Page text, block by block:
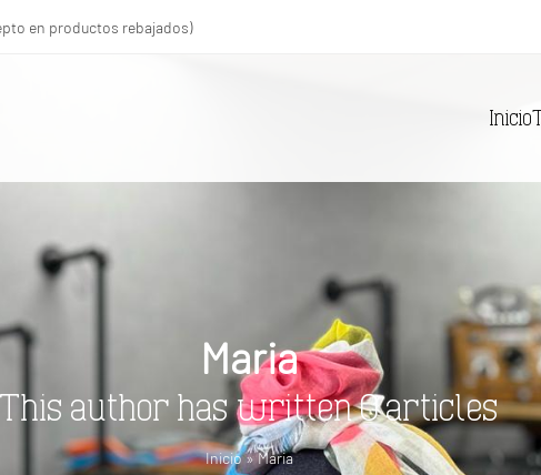
en productos rebajados)
Inicio
Maria
This author has written 0 articles
Inicio»Maria